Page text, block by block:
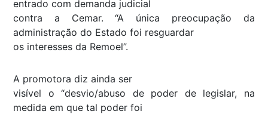
entrado com demanda judicial
contra a Cemar. “A única preocupação da
administração do Estado foi resguardar
os interesses da Remoel”.
A promotora diz ainda ser
visível o “desvio/abuso de poder de legislar, na
medida em que tal poder foi